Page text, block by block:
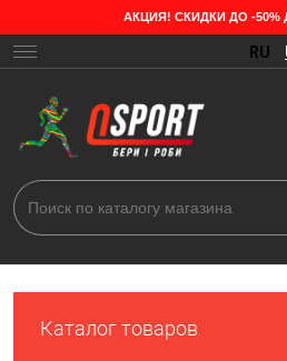
АКЦИЯ! СКИДКИ ДО -50%
RU
Каталог товаров